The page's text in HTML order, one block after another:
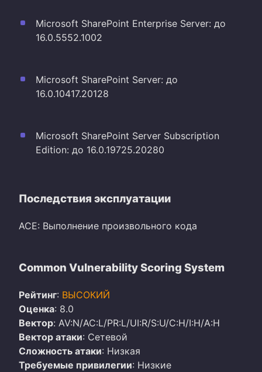
Microsoft SharePoint Enterprise Server: до
16.0.5552.1002
Microsoft SharePoint Server: до
16.0.10417.20128
Microsoft SharePoint Server Subscription
Edition: до 16.0.19725.20280
Последствия эксплуатации
ACE: Выполнение произвольного кода
Common Vulnerability Scoring System
Рейтинг: ВЫСОКИЙ
Оценка: 8.0
Вектор: AV:N/AC:L/PR:L/UI:R/S:U/C:H/I:H/A:H
Вектор атаки: Сетевой
Сложность атаки: Низкая
Требуемые привилегии: Низкие